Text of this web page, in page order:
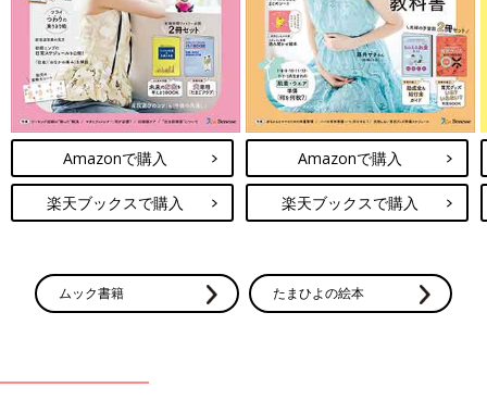
Amazonで購入
楽天ブックスで購入
Amazonで購入
楽天ブックスで購入
ムック書籍 たまひよの絵本